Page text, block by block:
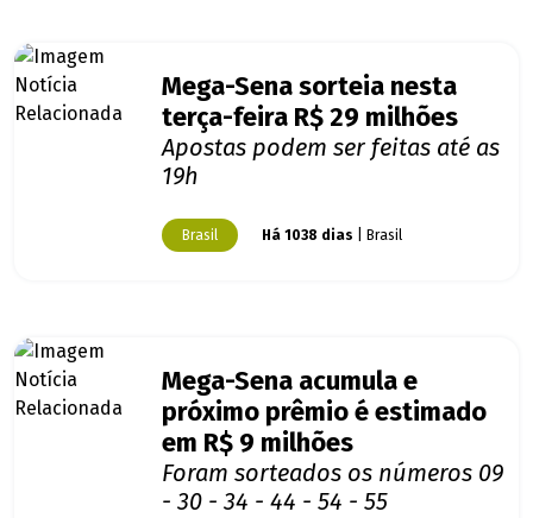
Mega-Sena sorteia nesta
terça-feira R$ 29 milhões
Apostas podem ser feitas até as
19h
Brasil Há 1038 dias | Brasil
Mega-Sena acumula e
próximo prêmio é estimado
em R$ 9 milhões
Foram sorteados os números 09
- 30 - 34 - 44 - 54 - 55